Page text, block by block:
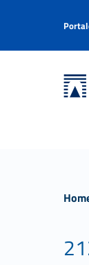
Università Roma Tre
Header info sidebar